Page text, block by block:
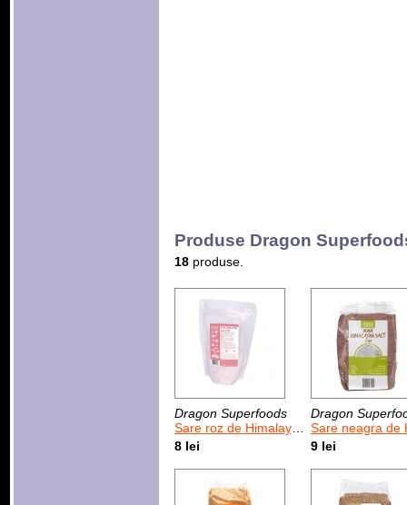
Produse Dragon
18produse.
Dragon Superfoods
Sare roz de Himalaya 500 g
8 lei
Dragon
Sare neagra de Himalaya
9 lei